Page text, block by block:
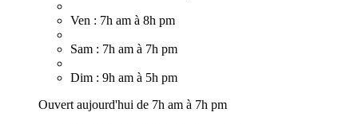
Ven : 7h am à 8h pm
Sam : 7h am à 7h pm
Dim : 9h am à 5h pm
Ouvert aujourd'hui de 7h am à 7h pm